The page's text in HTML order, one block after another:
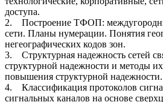
доступа.
2. Построение ТФОП:
сети. Планы нумерации. Понятия
негеографических кодов зон.
3. Структурная надежность сетей
структурной надежности и методы
повышения структурной надежности.
4. Классификация протоколов
сигнальных каналов на основе